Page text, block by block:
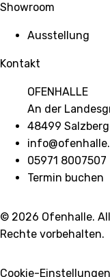
Showroom
Ausstellung
Kontakt
OFENHALLE
An der
48499
05971 8007507
Termin buchen
© 2026 Ofenhalle.
Rechte vorbehalten.
Cookie-Einstellungen